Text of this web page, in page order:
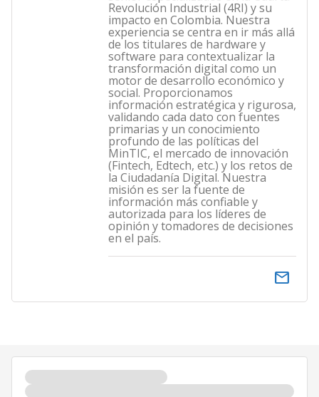
Revolución Industrial (4RI) y su
impacto en Colombia. Nuestra
experiencia se centra en ir más allá
de los titulares de hardware y
software para contextualizar la
transformación digital como un
motor de desarrollo económico y
social. Proporcionamos
información estratégica y rigurosa,
validando cada dato con fuentes
primarias y un conocimiento
profundo de las políticas del
MinTIC, el mercado de innovación
(Fintech, Edtech, etc.) y los retos de
la Ciudadanía Digital. Nuestra
misión es ser la fuente de
información más confiable y
autorizada para los líderes de
opinión y tomadores de decisiones
en el país.
email